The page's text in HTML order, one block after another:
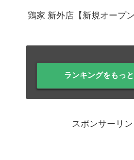
鶏家 新外店【新規オープン
ランキングをもっ
スポンサーリン